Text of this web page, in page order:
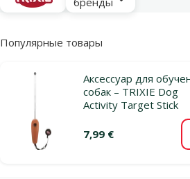
Популярные товары
Аксессуар для
собак – TRIXIE Dog
Activity Target Stick
7,99 €